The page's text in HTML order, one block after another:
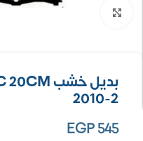
تكبير الصورة
2010-2
EGP545